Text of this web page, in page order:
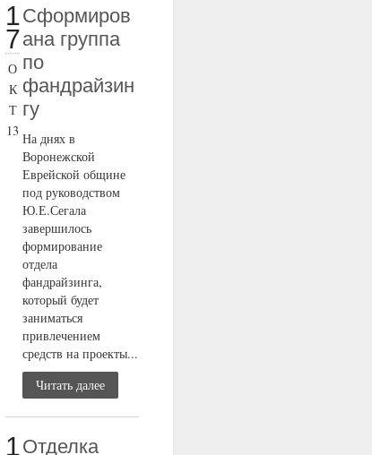
1
7
О
К
Т
13
Сформиров
ана группа
по
фандрайзин
гу
На днях в
Воронежской
Еврейской общине
под руководством
Ю.Е.Сегала
завершилось
формирование
отдела
фандрайзинга,
который будет
заниматься
привлечением
средств на проекты...
Читать далее
1Отделка